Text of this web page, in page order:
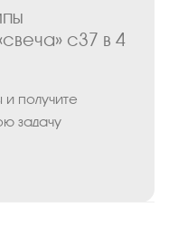
с37 в 4
получите
задачу